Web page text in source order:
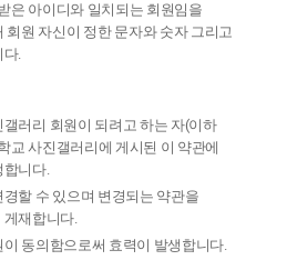
은 아이디와 일치되는 회원임을
회원 자신이 정한 문자와 숫자 그리고
다.
러리 회원이 되려고 하는 자(이하
교 사진갤러리에 게시된 이 약관에
합니다.
할 수 있으며 변경되는 약관을
게재합니다.
동의함으로써 효력이 발생합니다.